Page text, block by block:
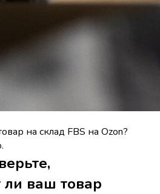
на склад FBS на Ozon?
ли ваш товар